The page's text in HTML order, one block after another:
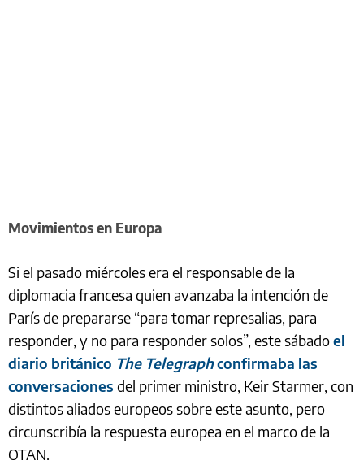
Movimientos en Europa
Si el pasado miércoles era el responsable de la
diplomacia francesa quien avanzaba la intención de
París de prepararse “para tomar represalias, para
responder, y no para responder solos”, este sábadoel
diario británico The Telegraphconfirmaba las
conversaciones del primer ministro, Keir Starmer, con
distintos aliados europeos sobre este asunto, pero
circunscribía la respuesta europea en el marco de la
OTAN.